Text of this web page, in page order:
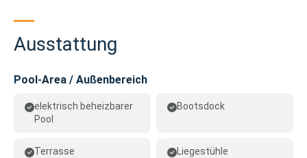
Ausstattung
Pool-Area / Außenbereich
elektrisch beheizbarer
Pool
Bootsdock
Terrasse Liegestühle